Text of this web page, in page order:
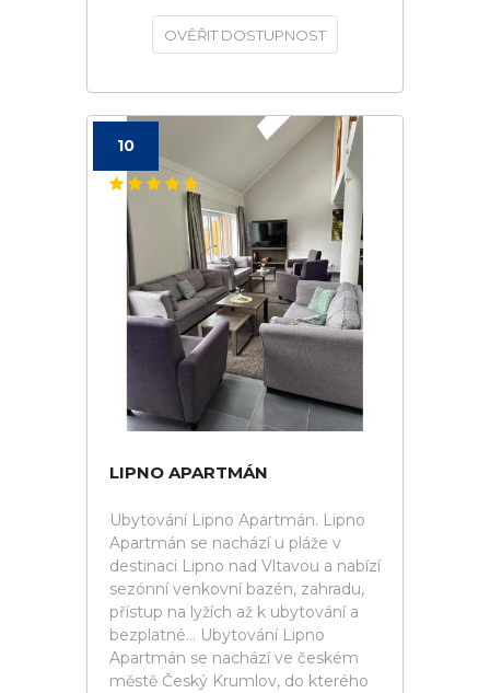
OVĚŘIT DOSTUPNOST
10
LIPNO APARTMÁN
Ubytování Lipno Apartmán. Lipno
Apartmán se nachází u pláže v
destinaci Lipno nad Vltavou a nabízí
sezónní venkovní bazén, zahradu,
přístup na lyžích až k ubytování a
bezplatné... Ubytování Lipno
Apartmán se nachází ve českém
městě Český Krumlov, do kterého